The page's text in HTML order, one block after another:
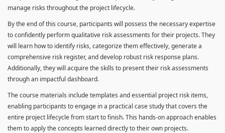
manage risks throughout the project lifecycle.
By the end of this course, participants will possess the necessary expertise
to confidently perform qualitative risk assessments for their projects. They
will learn how to identify risks, categorize them effectively, generate a
comprehensive risk register, and develop robust risk response plans.
Additionally, they will acquire the skills to present their risk assessments
through an impactful dashboard.
The course materials include templates and essential project risk items,
enabling participants to engage in a practical case study that covers the
entire project lifecycle from start to finish. This hands-on approach enables
them to apply the concepts learned directly to their own projects.